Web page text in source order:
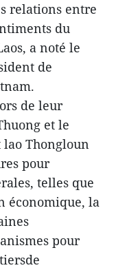
relations entre
du
a noté le
de
de leur
et le
Thongloun
pour
telles que
économique, la
pour